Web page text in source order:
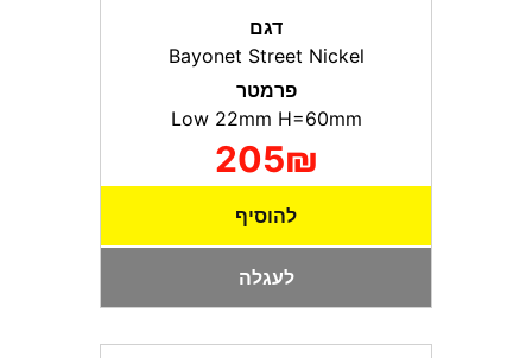
דגם
פרמטר
205₪
להוסיף
לעגלה